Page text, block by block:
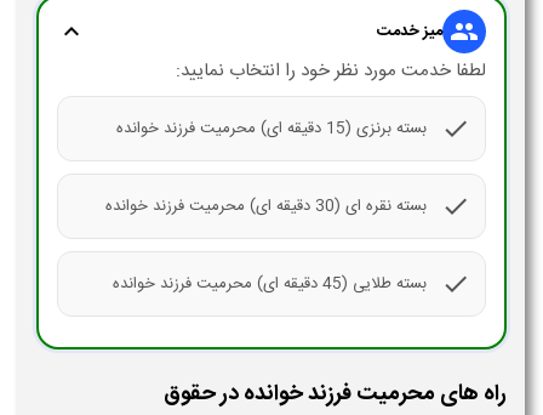
group میز خدمت expand_more
لطفا خدمت مورد نظر خود را انتخاب نمایید:
check بسته برنزی (15 دقیقه ای) محرمیت فرزند خوانده
check بسته نقره ای (30 دقیقه ای) محرمیت فرزند خوانده
check بسته طلایی (45 دقیقه ای) محرمیت فرزند خوانده
راه های محرمیت فرزند خوانده در حقوق